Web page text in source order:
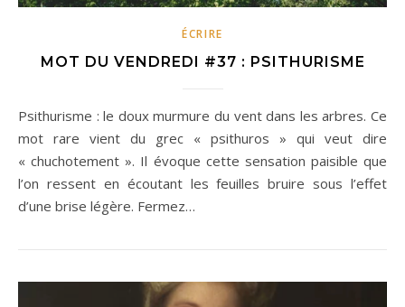
ÉCRIRE
MOT DU VENDREDI #37 : PSITHURISME
Psithurisme : le doux murmure du vent dans les arbres. Ce
mot rare vient du grec « psithuros » qui veut dire
« chuchotement ». Il évoque cette sensation paisible que
l’on ressent en écoutant les feuilles bruire sous l’effet
d’une brise légère. Fermez…